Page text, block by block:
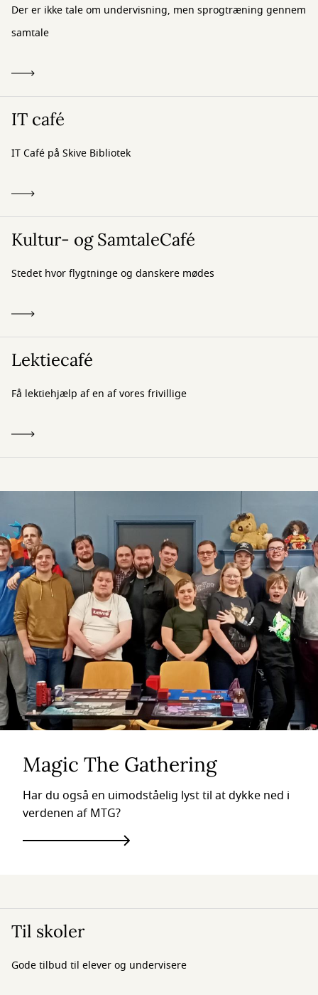
Der er ikke tale om undervisning, men sprogtræning gennem
samtale
IT café
IT Café på Skive Bibliotek
Kultur- og SamtaleCafé
Stedet hvor flygtninge og danskere mødes
Lektiecafé
Få lektiehjælp af en af vores frivillige
Magic The Gathering
Har du også en uimodståelig lyst til at dykke ned i
verdenen af MTG?
Til skoler
Gode tilbud til elever og undervisere